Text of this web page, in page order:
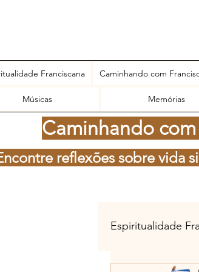
Franciscana Caminhando com
Músicas Memórias
Caminhando
reflexões sobre vida
Espiritualidade